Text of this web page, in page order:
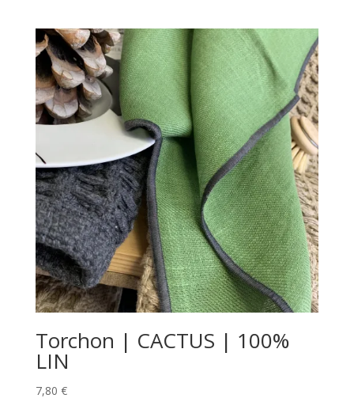
Torchon | CACTUS | 100%
LIN
7,80 €